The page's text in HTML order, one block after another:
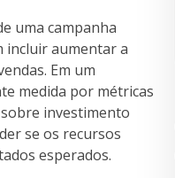
uma campanha
incluir aumentar a
Em um
medida por métricas
investimento
se os recursos
esperados.